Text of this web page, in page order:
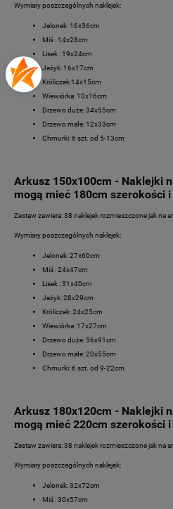
Wymiary poszczególnych naklejek:
Jelonek: 16x36cm
Miś : 14x28cm
Lisek : 19x24cm
Jeżyk: 16x17cm
Króliczek:14x15cm
Wiewiórka: 10x16cm
Drzewo duże: 34x55cm
Drzewo małe: 12x33cm
Chmurki: 6 szt. od 5-13cm
Arkusz 150x100cm - Naklejki
mogą mieć 180cm szerokości
Zestaw zawiera: 38 naklejek rozmieszczone jak na
Wymiary poszczególnych naklejek:
Jelonek: 27x60cm
Miś : 24x47cm
Lisek : 31x40cm
Jeżyk: 28x29cm
Króliczek: 24x25cm
Wiewiórka: 17x27cm
Drzewo duże: 56x91cm
Drzewo małe: 20x55cm
Chmurki: 6 szt. od 9-22cm
Arkusz 180x120cm - Naklejki
mogą mieć 220cm szerokości
Zestaw zawiera: 38 naklejek rozmieszczone jak na
Wymiary poszczególnych naklejek:
Jelonek: 32x72cm
Miś : 30x57cm